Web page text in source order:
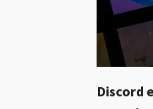
Discord